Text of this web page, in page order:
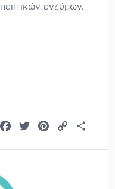
ενζύμων.
Facebook
TwitterPinterest
Copy